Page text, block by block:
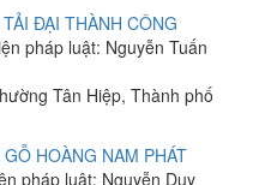
ĐẠI THÀNH CÔNG
pháp luật: Nguyễn Tuấn
Tân Hiệp, Thành phố
HOÀNG NAM PHÁT
pháp luật: Nguyễn Duy